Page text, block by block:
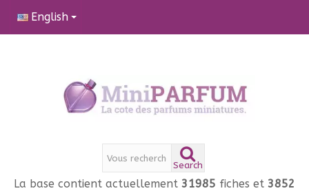
English
Search
La base contient actuellement 31985 fiches et 3852